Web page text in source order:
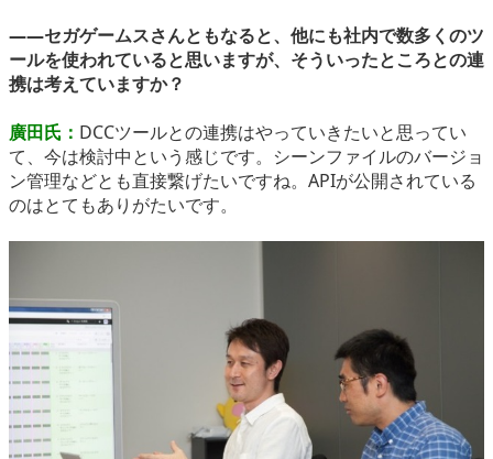
――セガゲームスさんともなると、他にも社内で数多くのツ
ールを使われていると思いますが、そういったところとの連
携は考えていますか？
廣田氏： DCCツールとの連携はやっていきたいと思ってい
て、今は検討中という感じです。シーンファイルのバージョ
ン管理などとも直接繋げたいですね。APIが公開されている
のはとてもありがたいです。